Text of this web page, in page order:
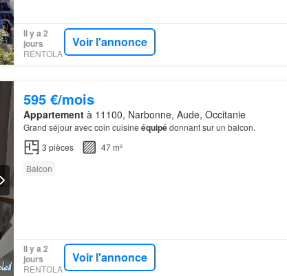
Il y a 2
jours
RENTOLA
Voir l'annonce
595 €/mois
Appartementà 11100, Narbonne, Aude, Occitanie
Grand séjour avec coin cuisine équipédonnant sur un balcon.
3 pièces
47 m²
Balcon
Il y a 2
jours
RENTOLA
Voir l'annonce